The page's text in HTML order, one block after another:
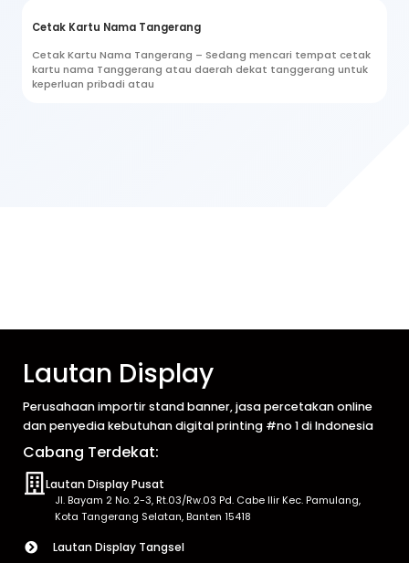
Cetak Kartu Nama Tangerang
Cetak Kartu Nama Tangerang – Sedang mencari tempat cetak
kartu nama Tanggerang atau daerah dekat tanggerang untuk
keperluan pribadi atau
Lautan Display
Perusahaan importir stand banner, jasa percetakan online
dan penyedia kebutuhan digital printing #no 1 di Indonesia
Cabang Terdekat:
Lautan Display Pusat
Jl. Bayam 2 No. 2-3, Rt.03/Rw.03 Pd. Cabe Ilir Kec. Pamulang,
Kota Tangerang Selatan, Banten 15418
Lautan Display Tangsel